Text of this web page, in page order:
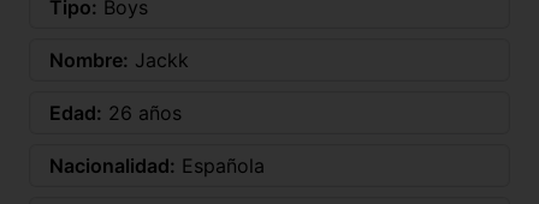
Tipo: Boys
Nombre: Jackk
Edad: 26 años
Nacionalidad: Española